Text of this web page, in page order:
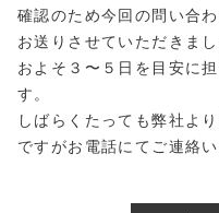
確認のため今回の問い合
お送りさせていただきまし
およそ３〜５日を目安に
す。
しばらくたっても弊社よ
ですがお電話にてご連絡